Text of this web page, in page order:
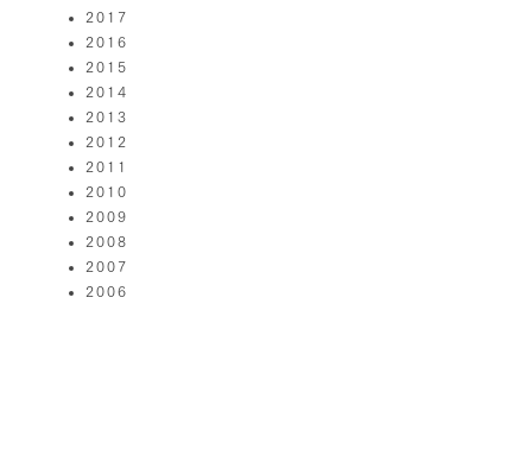
2017
2016
2015
2014
2013
2012
2011
2010
2009
2008
2007
2006